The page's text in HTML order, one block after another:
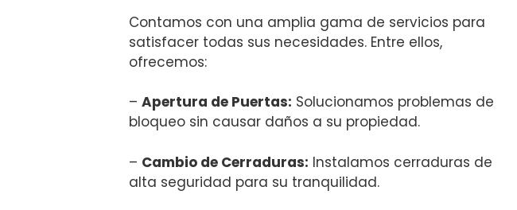
Contamos con una amplia gama de servicios para
satisfacer todas sus necesidades. Entre ellos,
ofrecemos:
– Apertura de Puertas: Solucionamos problemas de
bloqueo sin causar daños a su propiedad.
– Cambio de Cerraduras: Instalamos cerraduras de
alta seguridad para su tranquilidad.